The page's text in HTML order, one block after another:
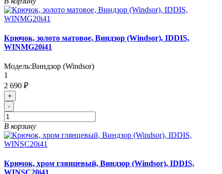
Крючок, золото матовое, Виндзор (Windsor), IDDIS,
WINMG20i41
Модель:Виндзор (Windsor)
1
2 690 ₽
+
-
В корзину
Крючок, хром глянцевый, Виндзор (Windsor), IDDIS,